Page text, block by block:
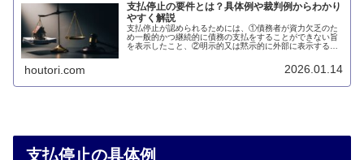
支払停止の要件とは？具体例や裁判例からわかり
やすく解説
支払停止が認められるためには、①債務者が資力欠乏のた
め一般的かつ継続的に債務の支払をすることができない旨
を表示したこと、②明示的又は黙示的に外部に表示する行
す。このページでは、支払停止の要件について説明しま
houtori.com 2026.01.14
支払停止の具体例